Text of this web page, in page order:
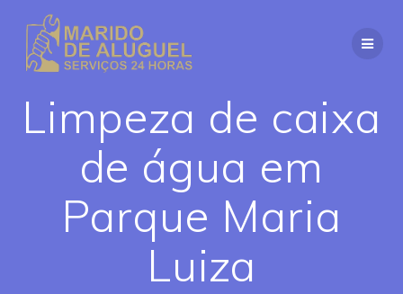
Limpeza de caixa
de água em
Parque Maria
Luiza